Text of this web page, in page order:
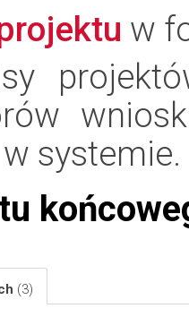
w
systemie.
(3)